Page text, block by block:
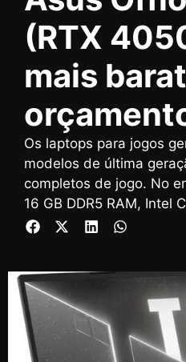
(RTX
mais
Os laptops para jogos
modelos de última
completos de jogo. No
16 GB DDR5 RAM, Intel
de $1.099.